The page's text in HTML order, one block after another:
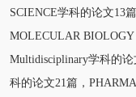
SCIENCE学科的论文13
MOLECULAR BIOLOGY
Multidisciplinary学科的
科的论文21篇，